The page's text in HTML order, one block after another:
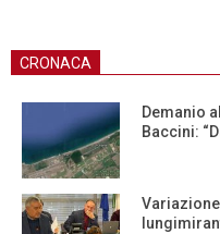
CRONACA
Demanio
Baccini: